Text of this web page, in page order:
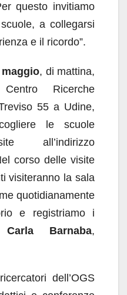
questo invitiamo
a collegarsi
e il ricordo”.
, di mattina,
Ricerche
55 a Udine,
le scuole
all’indirizzo
corso delle visite
visiteranno la sala
quotidianamente
e registriamo i
Carla Barnaba,
dell’OGS